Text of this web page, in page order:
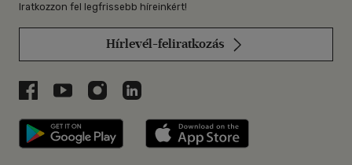
Iratkozzon fel legfrissebb híreinkért!
Hírlevél-feliratkozás
Libri a Facebookon
Libri a Youtube-on
Libri az Instagramon
Libri a LinkedInen
Libri applikáció Szerezd meg: Google